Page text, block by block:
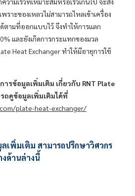
ราะของเหลวไม่สามารถไหลเข้าเครื่อง
ตามที่ออกแบบไว้ จึงทำให้การแลก
และยังเกิดการกระแทกของมวล
Heat Exchanger ทำให้มีอายุการใช้
รข้อมูลเพิ่มเติม เกี่ยวกับ RNT Plate
ถดูข้อมูลเพิ่มเติมได้ที่
plate-heat-exchanger/
เพิ่มเติม สามารถปรึกษาวิศวกร
งด้านล่างนี้